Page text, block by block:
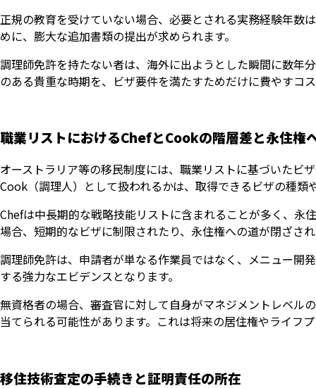
正規の教育を受けていない場合、必要とされる実務経験年数
めに、膨大な追加書類の提出が求められます。
調理師免許を持たない者は、海外に出ようとした瞬間に数年
のある貴重な時期を、ビザ要件を満たすためだけに費やすコ
職業リストにおけるChefとCookの階層差と永住権
オーストラリア等の移民制度には、職業リストに基づいたビ
Cook（調理人）として扱われるかは、取得できるビザの種
Chefは中長期的な戦略技能リストに含まれることが多く、永
場合、短期的なビザに制限されたり、永住権への道が閉ざさ
調理師免許は、申請者が単なる作業員ではなく、メニュー開
する強力なエビデンスとなります。
無資格者の場合、審査官に対して自身がマネジメントレベル
当てられる可能性があります。これは将来の居住権やライフ
移住技術査定の手続きと証明責任の所在